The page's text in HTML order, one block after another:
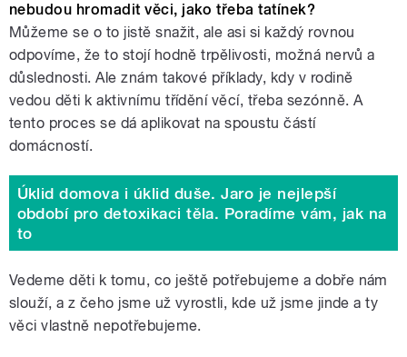
nebudou hromadit věci, jako třeba tatínek?
Můžeme se o to jistě snažit, ale asi si každý rovnou
odpovíme, že to stojí hodně trpělivosti, možná nervů a
důslednosti. Ale znám takové příklady, kdy v rodině
vedou děti k aktivnímu třídění věcí, třeba sezónně. A
tento proces se dá aplikovat na spoustu částí
domácností.
Úklid domova i úklid duše. Jaro je nejlepší
období pro detoxikaci těla. Poradíme vám, jak na
to
Vedeme děti k tomu, co ještě potřebujeme a dobře nám
slouží, a z čeho jsme už vyrostli, kde už jsme jinde a ty
věci vlastně nepotřebujeme.